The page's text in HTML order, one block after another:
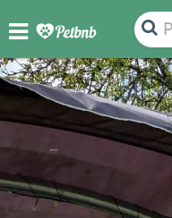
FOTO'S BEOORDELINGEN KAART